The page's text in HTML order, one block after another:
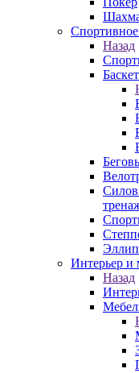
Назад
Интерьер и
Назад